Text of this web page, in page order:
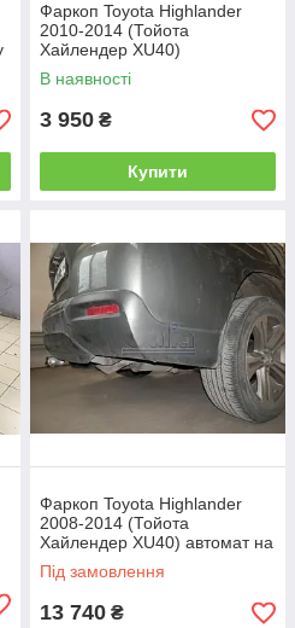
механізмом.
на ключі
Фаркоп Toyota Highlander
2010-2014 (Тойота
Хайлендер XU40)
В наявності
3 950 ₴
Купити
Фаркоп Toyota Highlander
2008-2014 (Тойота
Хайлендер XU40) автомат на
ручці
Під замовлення
13 740 ₴